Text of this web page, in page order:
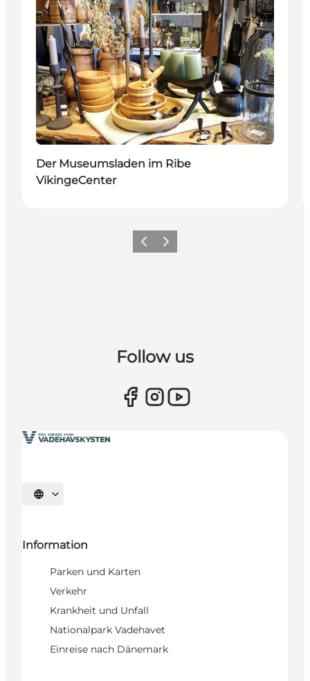
Der Museumsladen im Ribe
VikingeCenter
ZurückWeiter
Follow us
Sprache auswählen
Information
Parken und Karten
Verkehr
Krankheit und Unfall
Nationalpark Vadehavet
Einreise nach Dänemark